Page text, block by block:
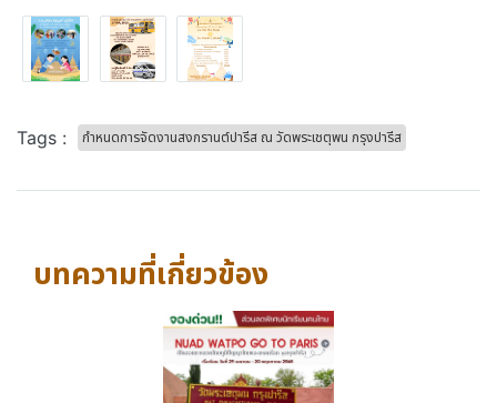
Tags : กำหนดการจัดงานสงกรานต์ปารีส ณ วัดพระเชตุพน กรุงปารีส
บทความที่เกี่ยวข้อง